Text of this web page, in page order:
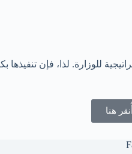
للوزارة. لذا، فإن
أُنقر هنا